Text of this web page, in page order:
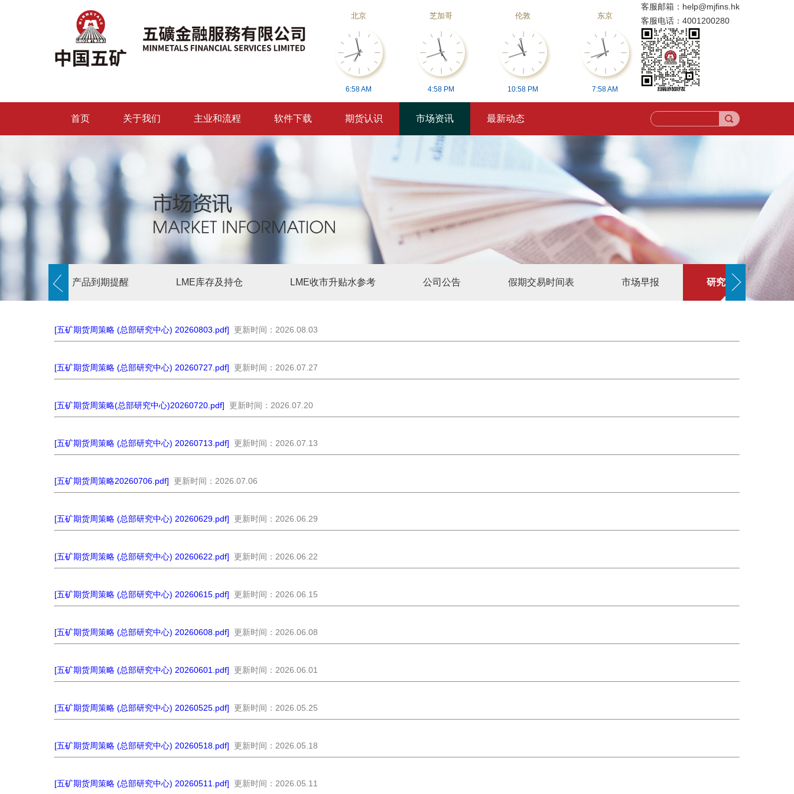
北京
6:58AM
芝加哥
4:58 PM
伦敦
10:58 PM
东京
7:58AM
客服邮箱： help@mjfins.hk
客服电话： 4001200280
首页 关于我们 主业和流程 软件下载 期货认识 市场资讯 最新动态
产品到期提醒 LME库存及持仓 LME收市升贴水参考 公司公告 假期交易时间表 市场早报 研究报告
[五矿期货周策略 (总部研究中心) 20260803.pdf] 更新时间：2026.08.03
[五矿期货周策略 (总部研究中心) 20260727.pdf] 更新时间：2026.07.27
[五矿期货周策略(总部研究中心)20260720.pdf] 更新时间：2026.07.20
[五矿期货周策略 (总部研究中心) 20260713.pdf] 更新时间：2026.07.13
[五矿期货周策略20260706.pdf] 更新时间：2026.07.06
[五矿期货周策略 (总部研究中心) 20260629.pdf] 更新时间：2026.06.29
[五矿期货周策略 (总部研究中心) 20260622.pdf] 更新时间：2026.06.22
[五矿期货周策略 (总部研究中心) 20260615.pdf] 更新时间：2026.06.15
[五矿期货周策略 (总部研究中心) 20260608.pdf] 更新时间：2026.06.08
[五矿期货周策略 (总部研究中心) 20260601.pdf] 更新时间：2026.06.01
[五矿期货周策略 (总部研究中心) 20260525.pdf] 更新时间：2026.05.25
[五矿期货周策略 (总部研究中心) 20260518.pdf] 更新时间：2026.05.18
[五矿期货周策略 (总部研究中心) 20260511.pdf] 更新时间：2026.05.11